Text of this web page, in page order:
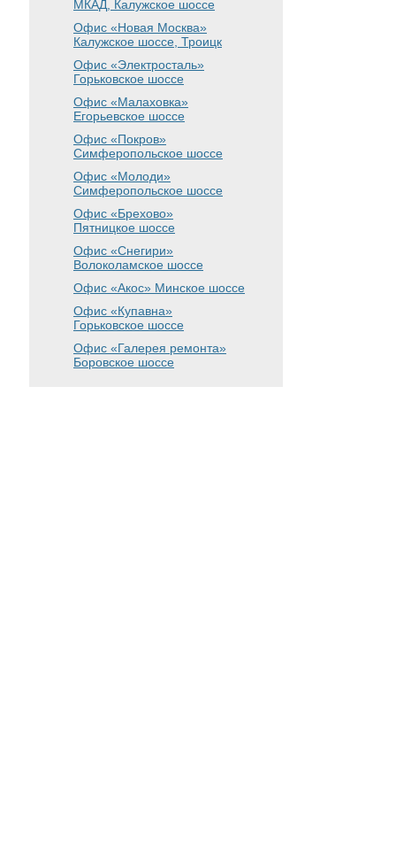
МКАД, Калужское шоссе
Офис «Новая Москва»
Калужское шоссе, Троицк
Офис «Электросталь»
Горьковское шоссе
Офис «Малаховка»
Егорьевское шоссе
Офис «Покров»
Симферопольское шоссе
Офис «Молоди»
Симферопольское шоссе
Офис «Брехово»
Пятницкое шоссе
Офис «Снегири»
Волоколамское шоссе
Офис «Акос» Минское шоссе
Офис «Купавна»
Горьковское шоссе
Офис «Галерея ремонта»
Боровское шоссе